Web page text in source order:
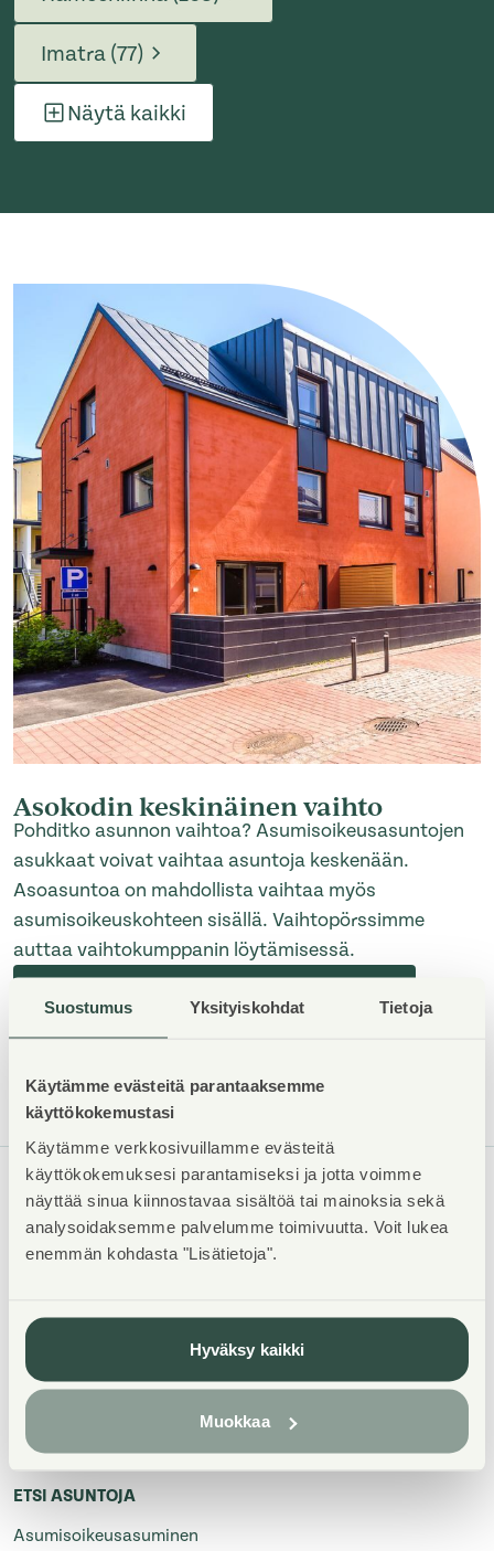
Suostumus Yksityiskohdat Tietoja
Käytämme evästeitä parantaaksemme
käyttökokemustasi
Käytämme verkkosivuillamme evästeitä
käyttökokemuksesi parantamiseksi ja jotta voimme
näyttää sinua kiinnostavaa sisältöä tai mainoksia sekä
analysoidaksemme palvelumme toimivuutta. Voit lukea
enemmän kohdasta "Lisätietoja".
Hyväksy kaikki
Muokkaa
Imatra (77)
Näytä kaikki
Asokodin keskinäinen vaihto
Pohditko asunnon vaihtoa? Asumisoikeusasuntojen
asukkaat voivat vaihtaa asuntoja keskenään.
Asoasuntoa on mahdollista vaihtaa myös
asumisoikeuskohteen sisällä. Vaihtopörssimme
auttaa vaihtokumppanin löytämisessä.
ASUNTOSÄÄTIÖ
Tuulikuja 2
09- ja 020-alkuisiin numeroihimme soittamalla voit asioida
kanssamme paikallis- ja mobiiliverkkomaksun hinnalla.
ETSI ASUNTOJA
Asumisoikeusasuminen